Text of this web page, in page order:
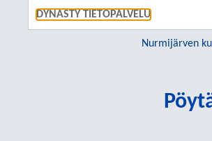
DYNASTY TIETOPALVELU
Nurmijärven